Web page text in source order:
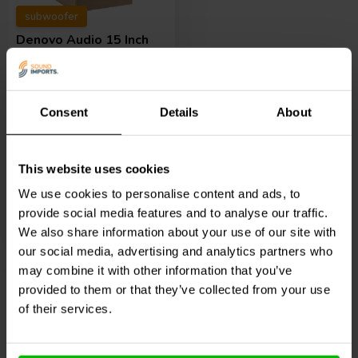
Consent Details About
This website uses cookies
We use cookies to personalise content and ads, to
provide social media features and to analyse our traffic.
We also share information about your use of our site with
our social media, advertising and analytics partners who
may combine it with other information that you’ve
provided to them or that they’ve collected from your use
of their services.
subwoofer
Denovo Audio 15 Inch
Reference Passiv | DIY-
Gehäuse | Flatpack
0
Vergleichen
Nicht auf Lager
339,95 €
1